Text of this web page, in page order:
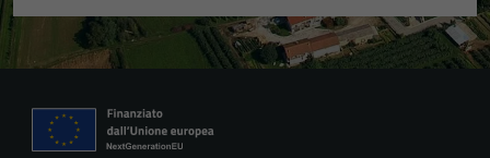
non raccolgono
informazioni